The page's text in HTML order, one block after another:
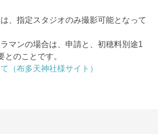
、指定スタジオのみ撮影可能となって
マンの場合は、申請と、初穂料別途1
とのことです。
（布多天神社様サイト）